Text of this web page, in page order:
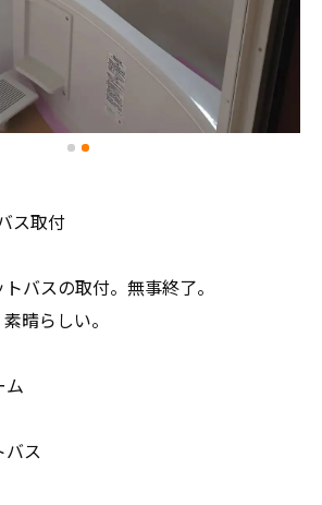
ス取付
バスの取付。無事終了。
晴らしい。
ム
バス